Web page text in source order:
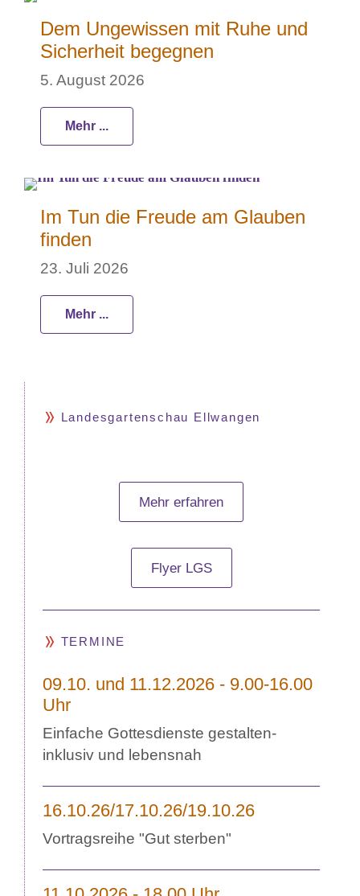
Dem Ungewissen mit Ruhe und
Sicherheit begegnen
5. August 2026
Mehr ...
Im Tun die Freude am Glauben
finden
23. Juli 2026
Mehr ...
Landesgartenschau Ellwangen
Mehr erfahren
Flyer LGS
TERMINE
09.10. und 11.12.2026 - 9.00-16.00
Uhr
Einfache Gottesdienste gestalten-
inklusiv und lebensnah
16.10.26/17.10.26/19.10.26
Vortragsreihe "Gut sterben"